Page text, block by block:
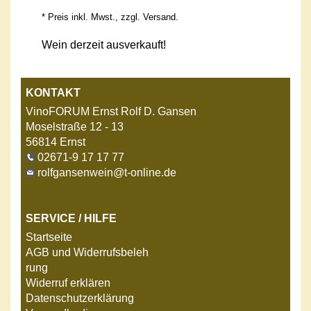
* Preis inkl. Mwst., zzgl. Versand.
Wein derzeit ausverkauft!
KONTAKT
VinoFORUM Ernst Rolf D. Gansen
Moselstraße 12 - 13
56814 Ernst
02671-9 17 17 77
rolfgansenwein@t-online.de
SERVICE / HILFE
Startseite
AGB und Widerrufsbeleh
rung
Widerruf erklären
Datenschutzerklärung